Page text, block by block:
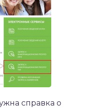
справка о